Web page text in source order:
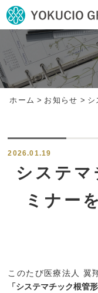
ホーム > お知らせ > シ
2026.01.19
システマ
ミナー
このたび医療法人 翼
「システマチック根管